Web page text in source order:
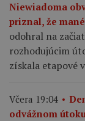
Niewiadoma
priznal, že
odohral na
rozhodujúcim
získala etapové
Včera 19:04
odvážnom